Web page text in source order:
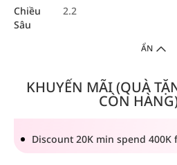
Chiều
Sâu
2.2
ẨN
KHUYẾN MÃI (QUÀ
CÒN
Discount 20K min spend 400K